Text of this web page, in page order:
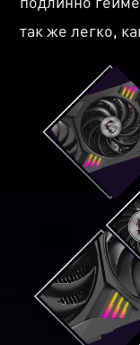
так же легко,